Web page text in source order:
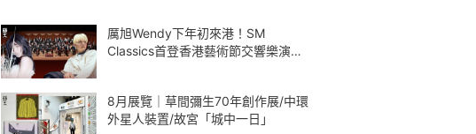
厲旭Wendy下年初來港！SM
Classics首登香港藝術節交響樂演繹
8月展覽｜草間彌生70年創作展/中環
外星人裝置/故宮「城中一日」